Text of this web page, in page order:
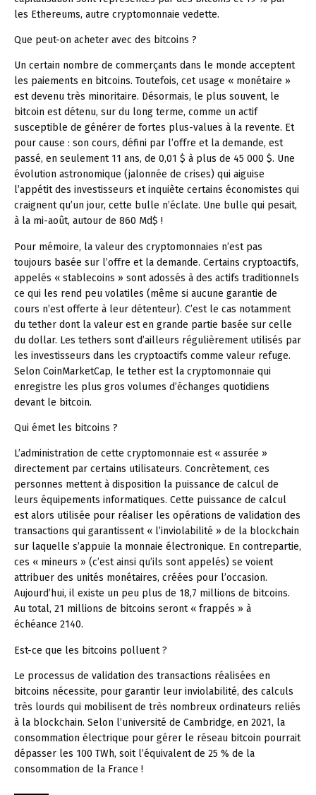
les Ethereums, autre cryptomonnaie vedette.
Que peut-on acheter avec des bitcoins ?
Un certain nombre de commerçants dans le monde acceptent
les paiements en bitcoins. Toutefois, cet usage « monétaire »
est devenu très minoritaire. Désormais, le plus souvent, le
bitcoin est détenu, sur du long terme, comme un actif
susceptible de générer de fortes plus-values à la revente. Et
pour cause : son cours, défini par l’offre et la demande, est
passé, en seulement 11 ans, de 0,01 $ à plus de 45 000 $. Une
évolution astronomique (jalonnée de crises) qui aiguise
l’appétit des investisseurs et inquiète certains économistes qui
craignent qu’un jour, cette bulle n’éclate. Une bulle qui pesait,
à la mi-août, autour de 860 Md$ !
Pour mémoire, la valeur des cryptomonnaies n’est pas
toujours basée sur l’offre et la demande. Certains cryptoactifs,
appelés « stablecoins » sont adossés à des actifs traditionnels
ce qui les rend peu volatiles (même si aucune garantie de
cours n’est offerte à leur détenteur). C’est le cas notamment
du tether dont la valeur est en grande partie basée sur celle
du dollar. Les tethers sont d’ailleurs régulièrement utilisés par
les investisseurs dans les cryptoactifs comme valeur refuge.
Selon CoinMarketCap, le tether est la cryptomonnaie qui
enregistre les plus gros volumes d’échanges quotidiens
devant le bitcoin.
Qui émet les bitcoins ?
L’administration de cette cryptomonnaie est « assurée »
directement par certains utilisateurs. Concrètement, ces
personnes mettent à disposition la puissance de calcul de
leurs équipements informatiques. Cette puissance de calcul
est alors utilisée pour réaliser les opérations de validation des
transactions qui garantissent « l’inviolabilité » de la blockchain
sur laquelle s’appuie la monnaie électronique. En contrepartie,
ces « mineurs » (c’est ainsi qu’ils sont appelés) se voient
attribuer des unités monétaires, créées pour l’occasion.
Aujourd’hui, il existe un peu plus de 18,7 millions de bitcoins.
Au total, 21 millions de bitcoins seront « frappés » à
échéance 2140.
Est-ce que les bitcoins polluent ?
Le processus de validation des transactions réalisées en
bitcoins nécessite, pour garantir leur inviolabilité, des calculs
très lourds qui mobilisent de très nombreux ordinateurs reliés
à la blockchain. Selon l’université de Cambridge, en 2021, la
consommation électrique pour gérer le réseau bitcoin pourrait
dépasser les 100 TWh, soit l’équivalent de 25 % de la
consommation de la France !